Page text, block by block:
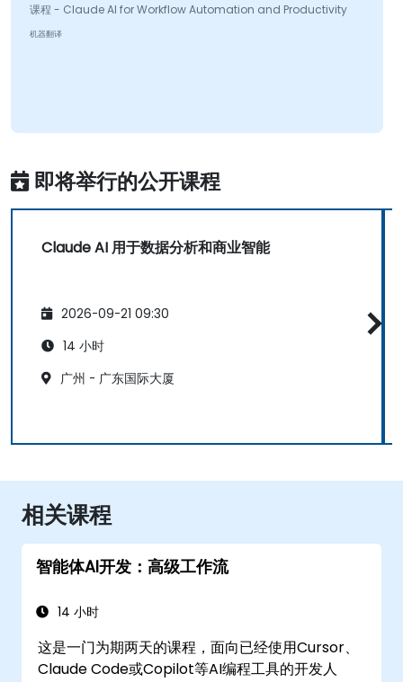
课程 - Claude AI for Workflow Automation and Productivity
机器翻译
即将举行的公开课程
Claude AI 用于数据分析和商业智能
2026-09-21 09:30
14 小时
广州 - 广东国际大厦
相关课程
智能体AI开发：高级工作流
14 小时
这是一门为期两天的课程，面向已经使用Cursor、
Claude Code或Copilot等AI编程工具的开发人